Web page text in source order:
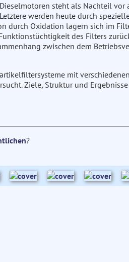
steht als Nachteil
werden heute durch
durch Oxidation lagern sich im
des Filters
zwischen dem
mit
Ziele, Struktur und
?